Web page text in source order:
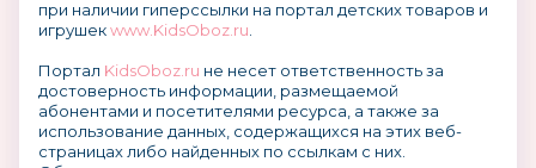
при наличии гиперссылки на портал детских товаров и
игрушекwww.KidsOboz.ru
Портал KidsOboz.ru не несет ответственность за
достоверность информации, размещаемой
абонентами и посетителями ресурса, а также за
использование данных, содержащихся на этих веб-
страницах либо найденных по ссылкам с них.